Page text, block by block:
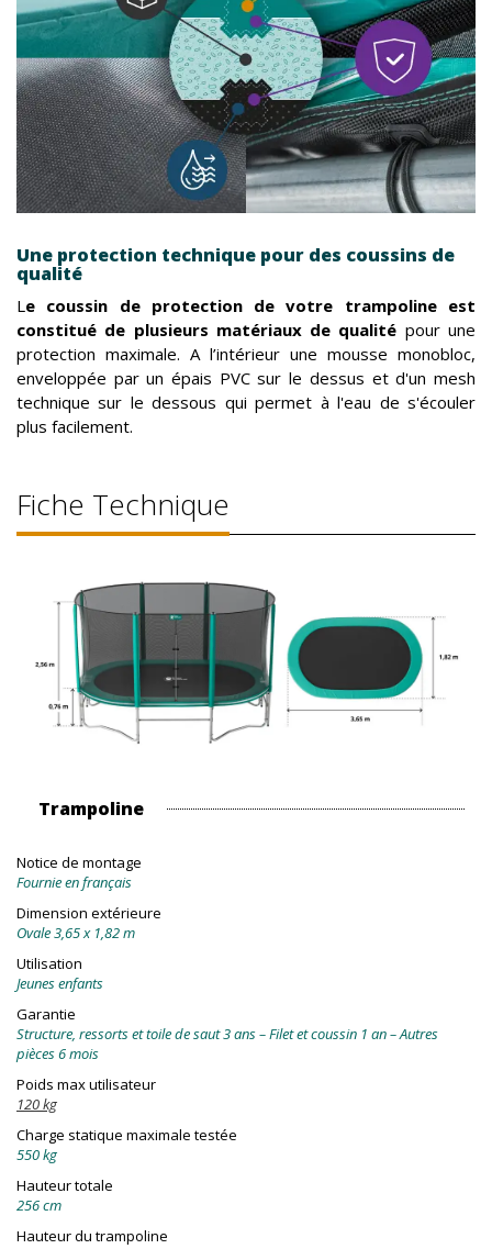
Une protection technique pour des coussins de
qualité
Le coussin de protection de votre trampoline est
constitué de plusieurs matériaux de qualité pour une
protection maximale. A l’intérieur une mousse monobloc,
enveloppée par un épais PVC sur le dessus et d'un mesh
technique sur le dessous qui permet à l'eau de s'écouler
plus facilement.
Fiche Technique
Trampoline
Notice de montage
Fournie en français
Dimension extérieure
Ovale 3,65 x 1,82 m
Utilisation
Jeunes enfants
Garantie
Structure, ressorts et toile de saut 3 ans – Filet et coussin 1 an – Autres
pièces 6 mois
Poids max utilisateur
120 kg
Charge statique maximale testée
550 kg
Hauteur totale
256 cm
Hauteur du trampoline